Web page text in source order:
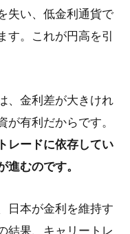
失い、低金利通貨で
す。これが円高を引
、金利差が大きけれ
有利だからです。
レードに依存してい
進むのです。
日本が金利を維持す
結果、キャリートレ